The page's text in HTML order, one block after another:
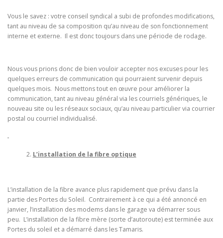
Vous le savez : votre conseil syndical a subi de profondes modifications,
tant au niveau de sa composition qu’au niveau de son fonctionnement
interne et externe. Il est donc toujours dans une période de rodage.
Nous vous prions donc de bien vouloir accepter nos excuses pour les
quelques erreurs de communication qui pourraient survenir depuis
quelques mois. Nous mettons tout en œuvre pour améliorer la
communication, tant au niveau général via les courriels génériques, le
nouveau site ou les réseaux sociaux, qu’au niveau particulier via courrier
postal ou courriel individualisé.
L’installation de la fibre optique
L’installation de la fibre avance plus rapidement que prévu dans la
partie des Portes du Soleil. Contrairement à ce qui a été annoncé en
janvier, l’installation des modems dans le garage va démarrer sous
peu. L’installation de la fibre mère (sorte d’autoroute) est terminée aux
Portes du soleil et a démarré dans les Tamaris.